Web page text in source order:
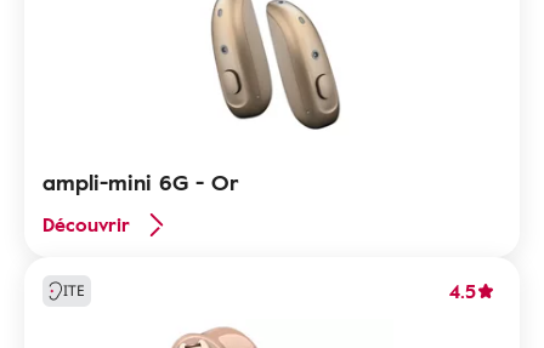
ampli-mini 6G - Or
Découvrir
ITE 4.5